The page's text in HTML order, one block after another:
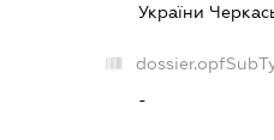
України
-